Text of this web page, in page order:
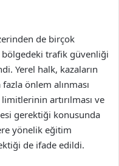
de birçok
bölgedeki trafik güvenliği
Yerel halk, kazaların
önlem alınması
artırılması ve
gerektiği konusunda
yönelik eğitim
de ifade edildi.